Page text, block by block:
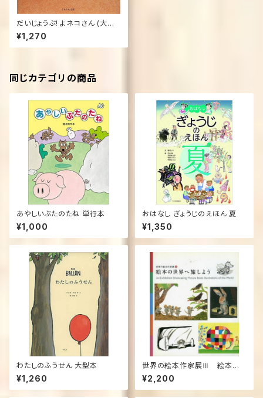
だいじょうぶ! よネコさん (大型
本)
¥1,270
同じカテゴリの商品
あやしいぶたのたね 単行本
¥1,000
おはなし ぎょうじのえほん 夏
¥1,350
わたしのふうせん 大型本
¥1,260
世界の絵本作家展Ⅲ 絵本の
世界へ旅しよう (パンフレット)
¥2,200